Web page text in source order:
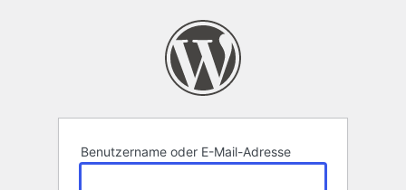
Benutzername oder E-Mail-Adresse